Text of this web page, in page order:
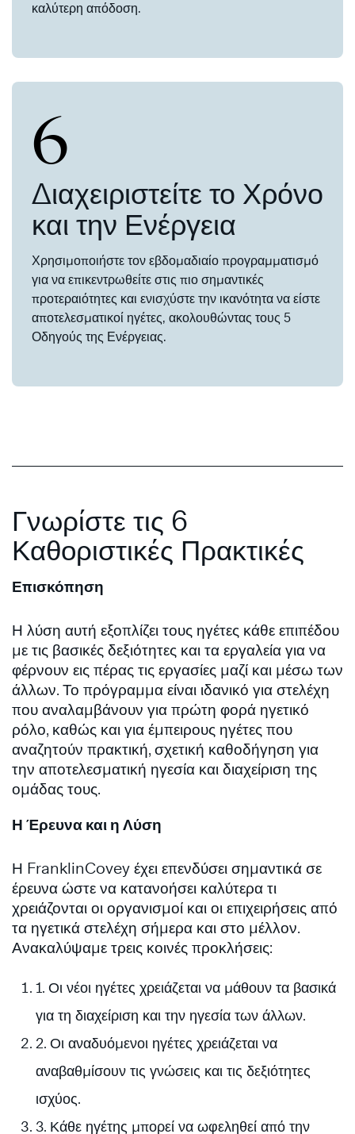
καλύτερη απόδοση.
6
Διαχειριστείτε το Χρόνο
και την Ενέργεια
Χρησιμοποιήστε τον εβδομαδιαίο προγραμματισμό
για να επικεντρωθείτε στις πιο σημαντικές
προτεραιότητες και ενισχύστε την ικανότητα να είστε
αποτελεσματικοί ηγέτες, ακολουθώντας τους 5
Οδηγούς της Ενέργειας.
Γνωρίστε τις 6
Καθοριστικές Πρακτικές
Επισκόπηση
Η λύση αυτή εξοπλίζει τους ηγέτες κάθε επιπέδου
με τις βασικές δεξιότητες και τα εργαλεία για να
φέρνουν εις πέρας τις εργασίες μαζί και μέσω των
άλλων. Το πρόγραμμα είναι ιδανικό για στελέχη
που αναλαμβάνουν για πρώτη φορά ηγετικό
ρόλο, καθώς και για έμπειρους ηγέτες που
αναζητούν πρακτική, σχετική καθοδήγηση για
την αποτελεσματική ηγεσία και διαχείριση της
ομάδας τους.
Η Έρευνα και η Λύση
Η FranklinCovey έχει επενδύσει σημαντικά σε
έρευνα ώστε να κατανοήσει καλύτερα τι
χρειάζονται οι οργανισμοί και οι επιχειρήσεις από
τα ηγετικά στελέχη σήμερα και στο μέλλον.
Ανακαλύψαμε τρεις κοινές προκλήσεις:
1. Οι νέοι ηγέτες χρειάζεται να μάθουν τα βασικά
για τη διαχείριση και την ηγεσία των άλλων.
2. Οι αναδυόμενοι ηγέτες χρειάζεται να
αναβαθμίσουν τις γνώσεις και τις δεξιότητες
ισχύος.
3. Κάθε ηγέτης μπορεί να ωφεληθεί από την